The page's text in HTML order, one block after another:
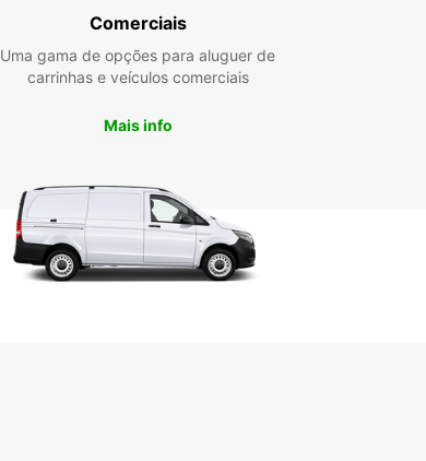
Comerciais
Uma gama de opções para aluguer de
carrinhas e veículos comerciais
Mais info